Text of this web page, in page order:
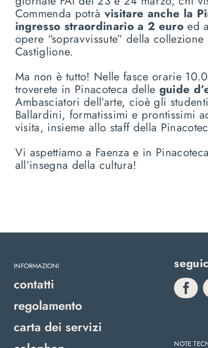
Commenda potrà visitare anche la
ingresso straordinario a 2 euro ed
opere “sopravvissute” della
Castiglione.
Ma non è tutto! Nelle fasce orarie
troverete in Pinacoteca delle guide
Ambasciatori dell’arte, cioè gli
Ballardini, formatissimi e prontissimi
visita, insieme allo staff della
Vi aspettiamo a Faenza e in
all’insegna della cultura!
INFORMAZIONI
contatti
regolamento
carta dei servizi
NOTE